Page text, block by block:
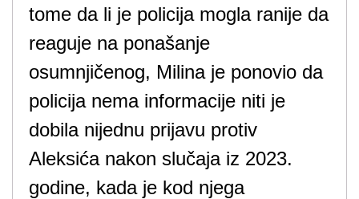
tome da li je policija mogla ranije da
reaguje na ponašanje
osumnjičenog, Milina je ponovio da
policija nema informacije niti je
dobila nijednu prijavu protiv
Aleksića nakon slučaja iz 2023.
godine, kada je kod njega